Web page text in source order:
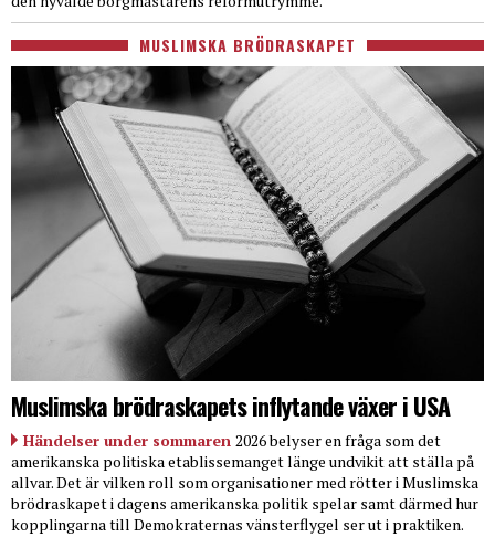
MUSLIMSKA BRÖDRASKAPET
Muslimska brödraskapets inflytande växer i USA
Händelser under sommaren 2026 belyser en fråga som det
amerikanska politiska etablissemanget länge undvikit att ställa på
allvar. Det är vilken roll som organisationer med rötter i Muslimska
brödraskapet i dagens amerikanska politik spelar samt därmed hur
kopplingarna till Demokraternas vänsterflygel ser ut i praktiken.